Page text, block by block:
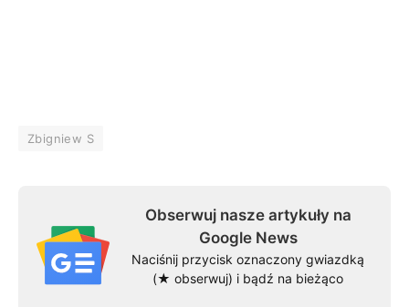
Zbigniew S
Obserwuj nasze artykuły na
Google News
Naciśnij przycisk oznaczony gwiazdką
(★ obserwuj) i bądź na bieżąco